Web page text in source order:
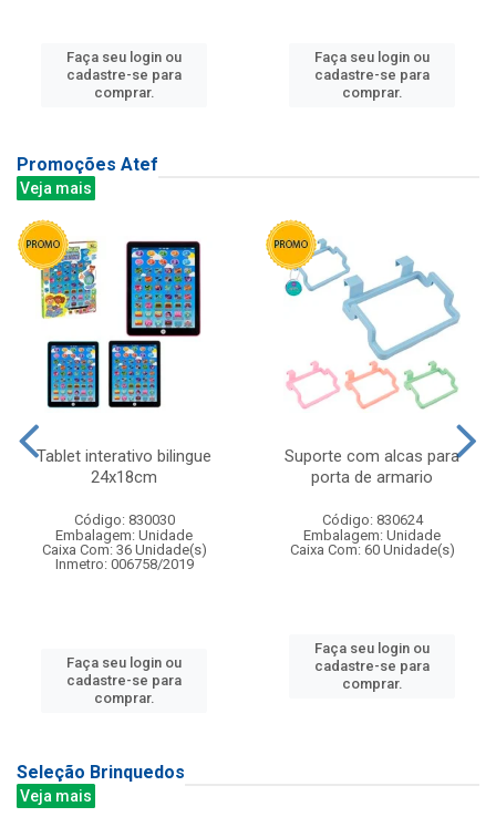
Faça seu login ou
cadastre-se para
comprar.
Faça seu login ou
cadastre-se para
comprar.
Promoções Atef
Veja mais
Tablet interativo bilingue
24x18cm
Código: 830030
Embalagem: Unidade
Caixa Com: 36 Unidade(s)
Inmetro: 006758/2019
Faça seu login ou
cadastre-se para
comprar.
Suporte com alcas para
porta de armario
Código: 830624
Embalagem: Unidade
Caixa Com: 60 Unidade(s)
Faça seu login ou
cadastre-se para
comprar.
Seleção Brinquedos
Veja mais